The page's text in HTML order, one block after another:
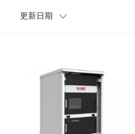
更新日期